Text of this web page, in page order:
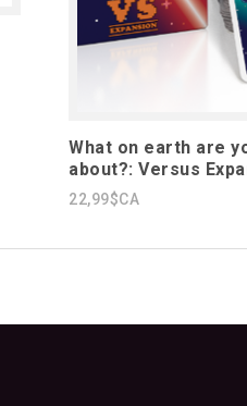
What on earth are
about?: Versus
22,99$CA